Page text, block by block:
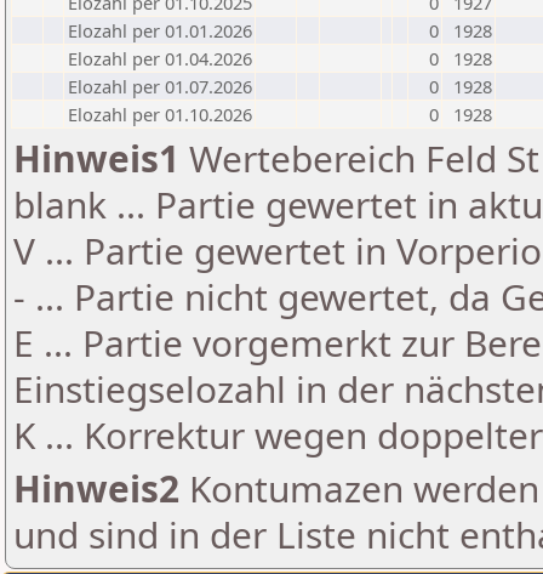
Elozahl per 01.01.2026
0
1928
Elozahl per 01.04.2026
0
1928
Elozahl per 01.07.2026
0
1928
Elozahl per 01.10.2026
0 1928
Hinweis1 Wertebereich Feld
blank ... Partie gewertet in
V ... Partie gewertet in
- ... Partie nicht gewertet, da
E ... Partie vorgemerkt zur
Einstiegselozahl in der
K ... Korrektur wegen
Hinweis2 Kontumazen
und sind in der Liste nicht